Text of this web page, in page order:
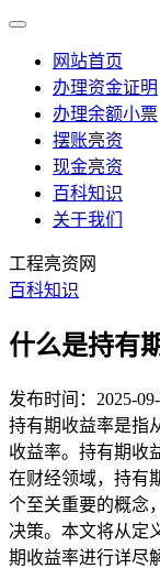
网站首页
办理资金证明
办理余额小票
摆账亮资
现金亮资
百科知识
关于我们
工程亮资网
百科知识
什么是持有
发布时间：2025-
持有期收益率是指
收益率。持有期收
在财经领域，持有
个至关重要的概念
决策。本文将从定
期收益率进行详尽